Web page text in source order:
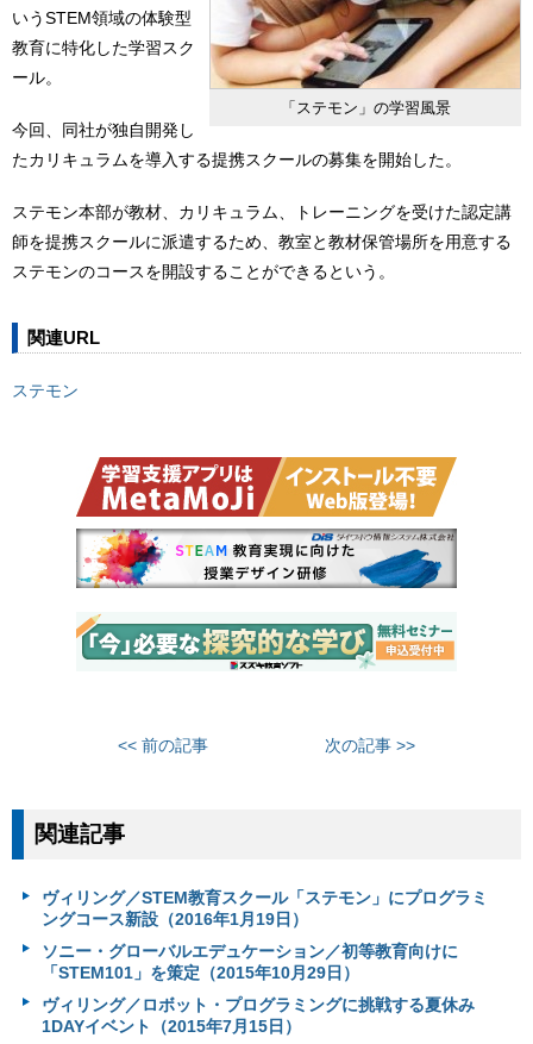
「ステモン」の学習風景
いうSTEM領域の体験型
教育に特化した学習スク
ール。
今回、同社が独自開発し
たカリキュラムを導入する提携スクールの募集を開始した。
ステモン本部が教材、カリキュラム、トレーニングを受けた認定講
師を提携スクールに派遣するため、教室と教材保管場所を用意する
ステモンのコースを開設することができるという。
関連URL
ステモン
<< 前の記事 次の記事 >>
関連記事
ヴィリング／STEM教育スクール「ステモン」にプログラミ
ングコース新設（2016年1月19日）
ソニー・グローバルエデュケーション／初等教育向けに
「STEM101」を策定（2015年10月29日）
ヴィリング／ロボット・プログラミングに挑戦する夏休み
1DAYイベント（2015年7月15日）